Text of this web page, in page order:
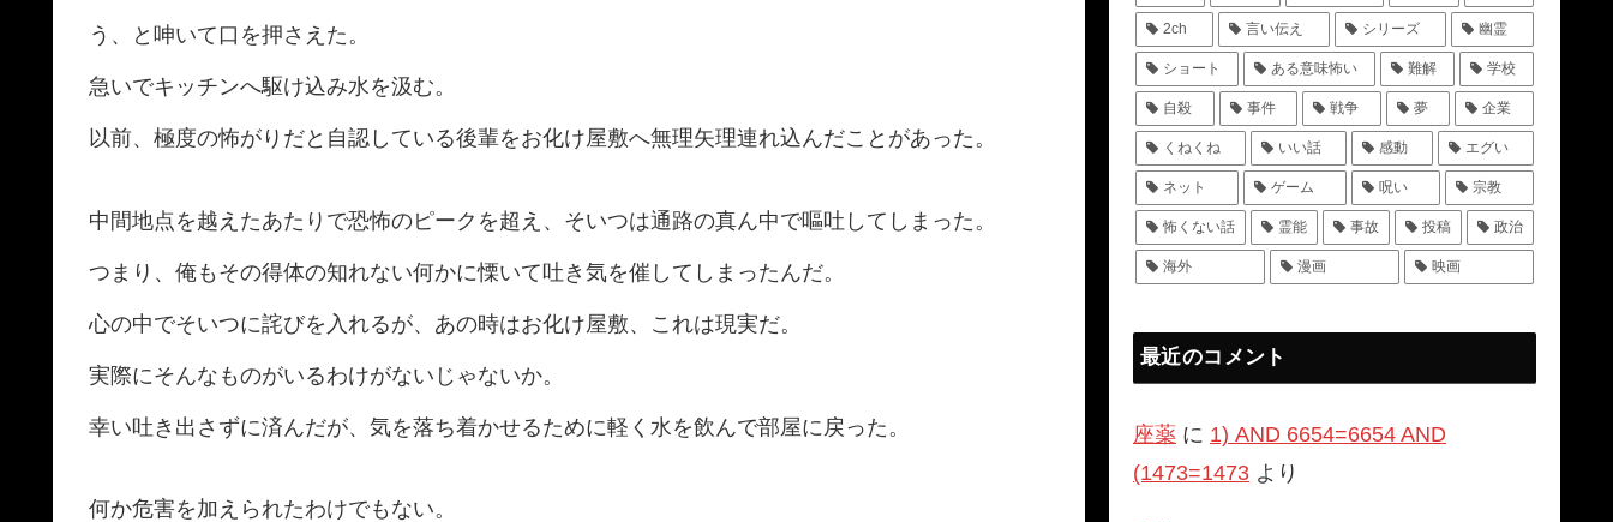
う、と呻いて口を押さえた。
急いでキッチンへ駆け込み水を汲む。
以前、極度の怖がりだと自認している後輩をお化け屋敷へ無理矢理連れ込んだことがあった。
中間地点を越えたあたりで恐怖のピークを超え、そいつは通路の真ん中で嘔吐してしまった。
つまり、俺もその得体の知れない何かに慄いて吐き気を催してしまったんだ。
心の中でそいつに詫びを入れるが、あの時はお化け屋敷、これは現実だ。
実際にそんなものがいるわけがないじゃないか。
幸い吐き出さずに済んだが、気を落ち着かせるために軽く水を飲んで部屋に戻った。
何か危害を加えられたわけでもない。
2ch 言い伝え シリーズ 幽霊
ショート ある意味怖い 難解 学校
自殺 事件 戦争 夢 企業
くねくね いい話 感動 エグい
ネット ゲーム 呪い 宗教
怖くない話 霊能 事故 投稿 政治
海外 漫画 映画
最近のコメント
座薬 に 1) AND 6654=6654 AND
(1473=1473 より